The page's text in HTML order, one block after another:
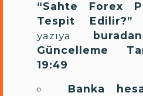
“Sahte Forex
Tespit Edilir?”
yazıya buradan
Güncelleme
19:49
Banka